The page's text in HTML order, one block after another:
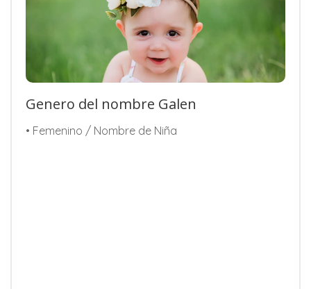
Genero del nombre Galen
• Femenino / Nombre de Niña